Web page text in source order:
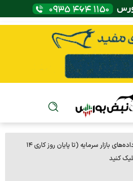
🔴 اکسل جامع داده‌های بازار سرمایه (تا پایان روز کاری ۱۴